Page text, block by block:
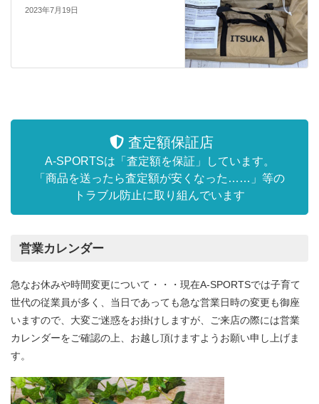
2023年7月19日
査定額保証店
A-SPORTSは「査定額を保証」しています。
「商品を送ったら査定額が安くなった……」等の
トラブル防止に取り組んでいます
営業カレンダー
急なお休みや時間変更について・・・現在A-SPORTSでは子育て
世代の従業員が多く、当日であっても急な営業日時の変更も御座
いますので、大変ご迷惑をお掛けしますが、ご来店の際には営業
カレンダーをご確認の上、お越し頂けますようお願い申し上げま
す。